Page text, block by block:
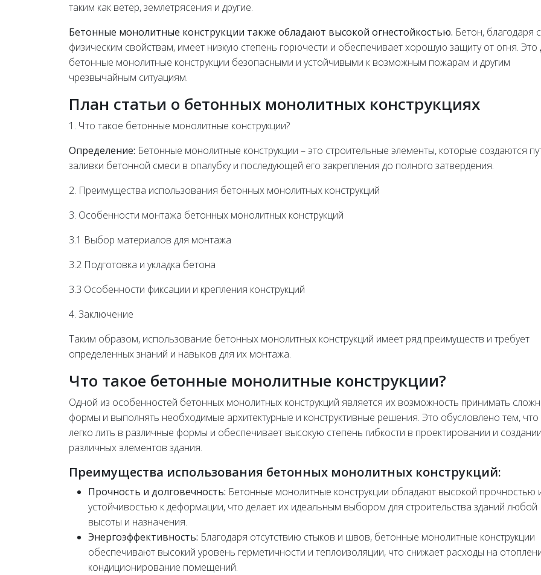
таким как ветер, землетрясения и другие.
Бетонные монолитные конструкции также обладают высокой огнестойкостью. Бетон, благодаря
физическим свойствам, имеет низкую степень горючести и обеспечивает хорошую защиту от огня. Это
бетонные монолитные конструкции безопасными и устойчивыми к возможным пожарам и другим
чрезвычайным ситуациям.
План статьи о бетонных монолитных конструкциях
1. Что такое бетонные монолитные конструкции?
Определение: Бетонные монолитные конструкции – это строительные элементы, которые создаются
заливки бетонной смеси в опалубку и последующей его закрепления до полного затвердения.
2. Преимущества использования бетонных монолитных конструкций
3. Особенности монтажа бетонных монолитных конструкций
3.1 Выбор материалов для монтажа
3.2 Подготовка и укладка бетона
3.3 Особенности фиксации и крепления конструкций
4. Заключение
Таким образом, использование бетонных монолитных конструкций имеет ряд преимуществ и требует
определенных знаний и навыков для их монтажа.
Что такое бетонные монолитные конструкции?
Одной из особенностей бетонных монолитных конструкций является их возможность принимать
формы и выполнять необходимые архитектурные и конструктивные решения. Это обусловлено тем, что
легко лить в различные формы и обеспечивает высокую степень гибкости в проектировании и создании
различных элементов здания.
Преимущества использования бетонных монолитных конструкций:
Прочность и долговечность: Бетонные монолитные конструкции обладают высокой прочностью
устойчивостью к деформации, что делает их идеальным выбором для строительства зданий любой
высоты и назначения.
Энергоэффективность: Благодаря отсутствию стыков и швов, бетонные монолитные конструкции
обеспечивают высокий уровень герметичности и теплоизоляции, что снижает расходы на
кондиционирование помещений.